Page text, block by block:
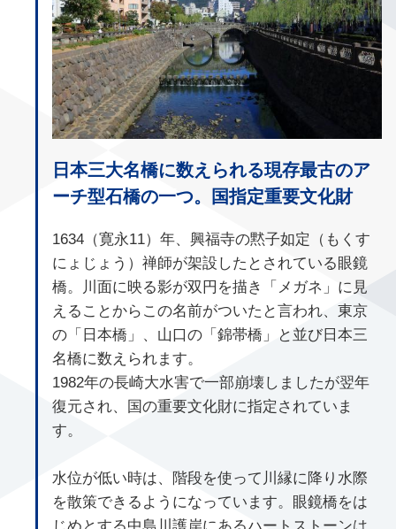
日本三大名橋に数えられる現存最古のア
ーチ型石橋の一つ。国指定重要文化財
1634（寛永11）年、興福寺の黙子如定（もくす
にょじょう）禅師が架設したとされている眼鏡
橋。川面に映る影が双円を描き「メガネ」に見
えることからこの名前がついたと言われ、東京
の「日本橋」、山口の「錦帯橋」と並び日本三
名橋に数えられます。
1982年の長崎大水害で一部崩壊しましたが翌年
復元され、国の重要文化財に指定されていま
す。
水位が低い時は、階段を使って川縁に降り水際
を散策できるようになっています。眼鏡橋をは
じめとする中島川護岸にあるハートストーンは